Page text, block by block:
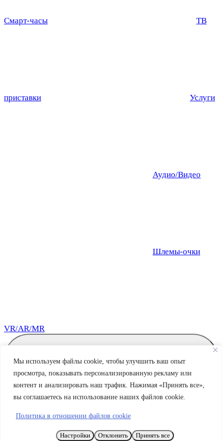
Мы используем файлы cookie, чтобы улучшить ваш опыт
просмотра, показывать персонализированную рекламу или
контент и анализировать наш трафик. Нажимая «Принять все»,
вы соглашаетесь на использование наших файлов cookie.
Политика в отношении файлов cookie
Настройки Отклонить Принять все
Смарт-часы ТВ
приставки Услуги
Аудио/Видео
Шлемы-очки
VR/AR/MR